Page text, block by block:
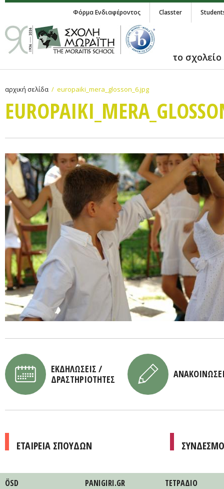
Φόρμα Ενδιαφέροντος Classter
το σχολείο
αρχική σελίδα europaiki_mera_glosson_6.jpg
ΕΚΔΗΛΩΣΕΙΣ /
ΔΡΑΣΤΗΡΙΟΤΗΤΕΣ
ΕΤΑΙΡΕΙΑ ΣΠΟΥΔΩΝ
ÖSD PANIGIRI.GR ΤΕΤΡAΔΙΟ